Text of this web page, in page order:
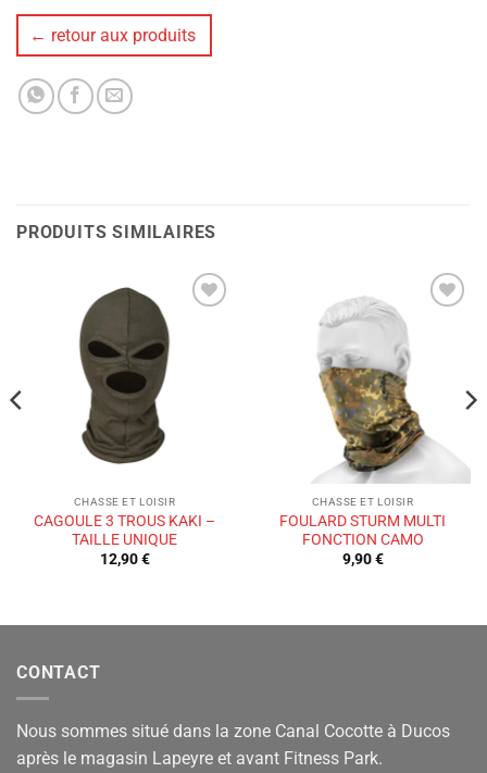
← retour aux produits
PRODUITS SIMILAIRES
CHASSE ET LOISIR
CAGOULE 3 TROUS KAKI –
TAILLE UNIQUE
12,90€
souhaits
CHASSE ET LOISIR
FOULARD STURM MULTI
FONCTION CAMO
9,90€
CONTACT
Nous sommes situé dans la zone Canal Cocotte à Ducos
après le magasin Lapeyre et avant Fitness Park.